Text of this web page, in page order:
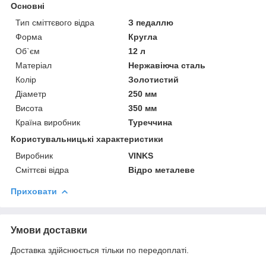
Основні
Тип сміттєвого відра
З педаллю
Форма
Кругла
Об`єм
12 л
Матеріал
Нержавіюча сталь
Колір
Золотистий
Діаметр
250 мм
Висота
350 мм
Країна виробник
Туреччина
Користувальницькі характеристики
Виробник
VINKS
Сміттєві відра
Відро металеве
Приховати
Умови доставки
Доставка здійснюється тільки по передоплаті.